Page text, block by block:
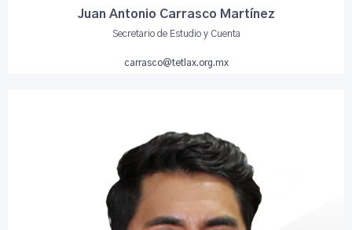
Juan Antonio Carrasco Martínez
Secretario de Estudio y Cuenta
carrasco@tetlax.org.mx